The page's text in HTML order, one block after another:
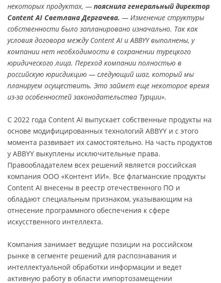
некоторых продуктах, — пояснила генеральный директор
Content AI Светлана Дергачева. — Изменение структуры
собственности было запланировано изначально. Так как
условия договора между Content AI и ABBYY выполнены, у
компании нет необходимости в сохранении турецкого
юридического лица. Переход компании полностью в
российскую юрисдикцию — следующий шаг, который мы
планируем осуществить. Это займет еще некоторое время
из-за особенностей законодательства Турции».
С 2022 года Content AI выпускает собственные продукты на
основе модифицированных технологий ABBYY и с этого
момента развивает их самостоятельно. На часть продуктов
у ABBYY выкуплены исключительные права.
Правообладателем всех решений является российская
компания ООО «Контент ИИ». Все флагманские продукты
Content AI внесены в реестр отечественного ПО и
обладают специальным признаком, указывающим на
отнесение программного обеспечения к сфере
искусственного интеллекта.
Компания занимает ведущие позиции на российском
рынке в сегменте решений для распознавания и
интеллектуальной обработки информации и ведет
активную работу в области импортозамещении